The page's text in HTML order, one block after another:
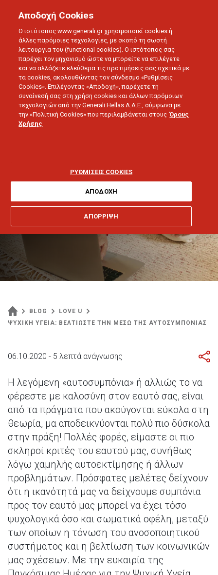
LOVE U
αυτοσυμπόνιας
BLOG
LOVE U
ΨΥΧΙΚΗ ΥΓΕΙΑ: ΒΕΛΤΙΩΣΤΕ ΤΗΝ ΜΕΣΩ ΤΗΣ ΑΥΤΟΣΥΜΠΟΝΙΑΣ
06.10.2020 - 5 λεπτά ανάγνωσης
Η λεγόμενη «αυτοσυμπόνια» ή αλλιώς το να
φέρεστε με καλοσύνη στον εαυτό σας, είναι
από τα πράγματα που ακούγονται εύκολα στη
θεωρία, μα αποδεικνύονται πολύ πιο δύσκολα
στην πράξη! Πολλές φορές, είμαστε οι πιο
σκληροί κριτές του εαυτού μας, συνήθως
λόγω χαμηλής αυτοεκτίμησης ή άλλων
προβλημάτων. Πρόσφατες μελέτες δείχνουν
ότι η ικανότητά μας να δείχνουμε συμπόνια
προς τον εαυτό μας μπορεί να έχει τόσο
ψυχολογικά όσο και σωματικά οφέλη, μεταξύ
των οποίων η τόνωση του ανοσοποιητικού
συστήματος και η βελτίωση των κοινωνικών
μας σχέσεων. Με την ευκαιρία της
Αποδοχή Cookies
Ο ιστότοπος www.generali.gr χρησιμοποιεί cookies ή
άλλες παρόμοιες τεχνολογίες, με σκοπό τη σωστή
λειτουργία του (functional cookies). Ο ιστότοπος σας
παρέχει τον μηχανισμό ώστε να μπορείτε να επιλέγετε
και να αλλάζετε ελεύθερα τις προτιμήσεις σας σχετικά με
τα cookies, ακολουθώντας τον σύνδεσμο «Ρυθμίσεις
Cookies». Επιλέγοντας «Αποδοχή», παρέχετε τη
συναίνεσή σας στη χρήση cookies και άλλων παρόμοιων
τεχνολογιών από την Generali Hellas A.A.E., σύμφωνα με
την «Πολιτική Cookies» που περιλαμβάνεται στους Όρους
Χρήσης
ΡΥΘΜΙΣΕΙΣ COOKIES
ΑΠΟΡΡΙΨΗ
ΑΠΟΔΟΧΗ